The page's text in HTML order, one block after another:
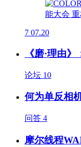
7 07.20
《磨·理由
论坛 10
何为单反相
问答 4
摩尔线程